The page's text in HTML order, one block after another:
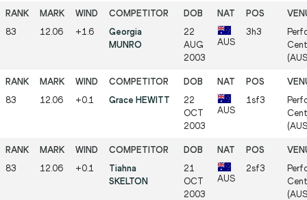
83 12.06 +1.6
Georgia
MUNRO
22
AUG
2003
AUS
3h3
83 12.06 +0.1 Grace HEWITT
22
OCT
2003
AUS
1sf3
83 12.06 +0.1
Tiahna
SKELTON
21
OCT
2003
AUS
2sf3